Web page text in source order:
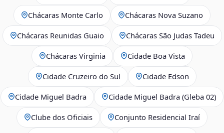
Chácaras Monte Carlo Chácaras Nova Suzano
Chácaras Reunidas Guaio Chácaras São Judas Tadeu
Chácaras Virginia Cidade Boa Vista
Cidade Cruzeiro do Sul Cidade Edson
Cidade Miguel Badra Cidade Miguel Badra (Gleba 02)
Clube dos Oficiais Conjunto Residencial Iraí